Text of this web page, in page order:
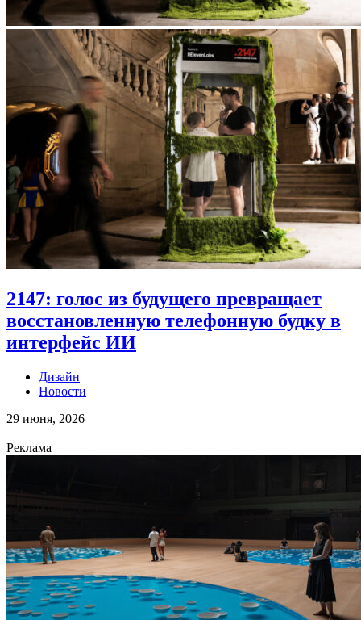
2147: голос из будущего превращает
восстановленную телефонную будку в
интерфейс ИИ
Дизайн
Новости
29 июня, 2026
Реклама